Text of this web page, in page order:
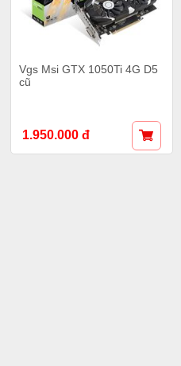
Vgs Msi GTX 1050Ti 4G D5
cũ
1.950.000 đ